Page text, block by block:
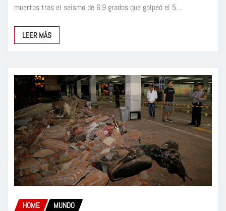
muertos tras el seísmo de 6,9 grados que golpeó el 5…
LEER MÁS
HOME MUNDO